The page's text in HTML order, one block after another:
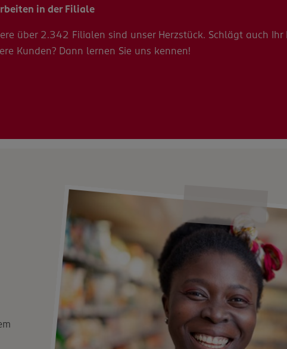
in der Filiale
über 2.342 Filialen sind unser Herzstück. Schlägt auch Ihr
Kunden? Dann lernen Sie uns kennen!